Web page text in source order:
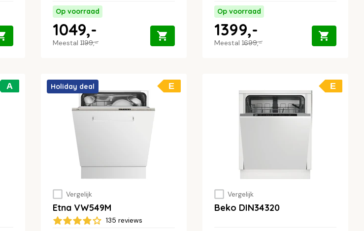
Op voorraad
Meestal 1199,-
1049,-
Op voorraad
Meestal 1699,-
1399,-
A E
Holiday deal
Vergelijk
Etna VW549M
135 reviews
E
Vergelijk
Beko DIN34320